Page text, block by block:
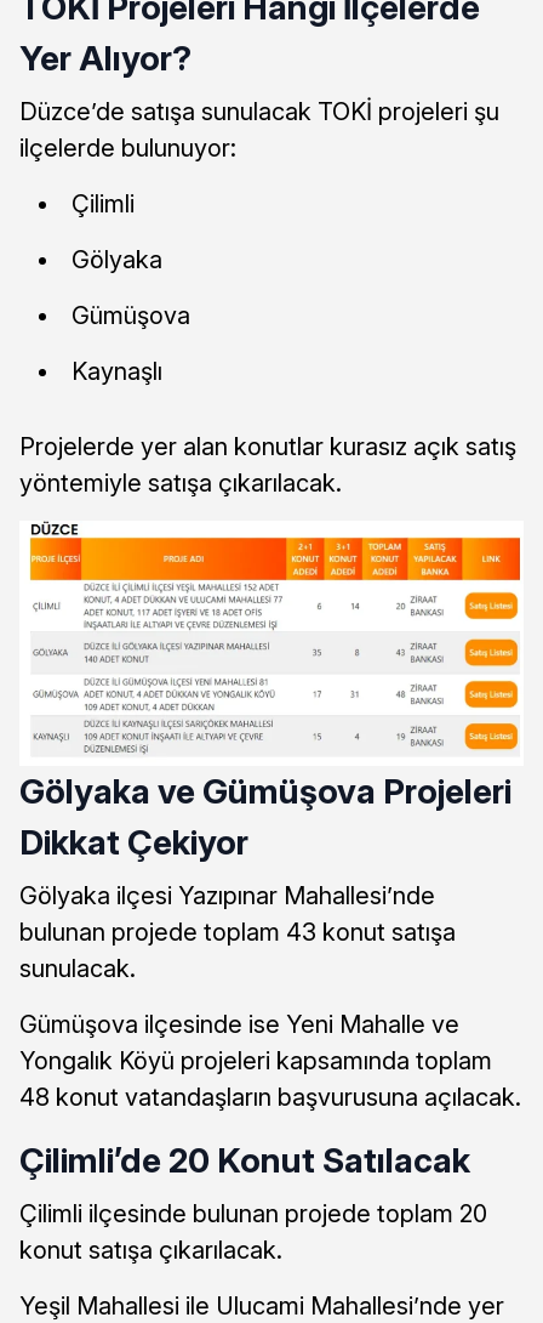
Yer Alıyor?
Düzce’de satışa sunulacak TOKİ projeleri şu
ilçelerde bulunuyor:
Çilimli
Gölyaka
Gümüşova
Kaynaşlı
Projelerde yer alan konutlar kurasız açık satış
yöntemiyle satışa çıkarılacak.
Gölyaka ve Gümüşova Projeleri
Dikkat Çekiyor
Gölyaka ilçesi Yazıpınar Mahallesi’nde
bulunan projede toplam 43 konut satışa
sunulacak.
Gümüşova ilçesinde ise Yeni Mahalle ve
Yongalık Köyü projeleri kapsamında toplam
48 konut vatandaşların başvurusuna açılacak.
Çilimli’de 20 Konut Satılacak
Çilimli ilçesinde bulunan projede toplam 20
konut satışa çıkarılacak.
Yeşil Mahallesi ile Ulucami Mahallesi’nde yer